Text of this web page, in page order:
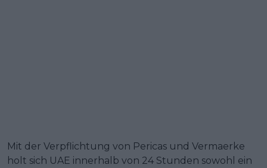
Mit der Verpflichtung von Pericas und Vermaerke
holt sich UAE innerhalb von 24 Stunden sowohl ein